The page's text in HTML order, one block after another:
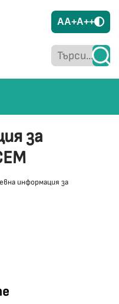
AA+A++
за
информация за